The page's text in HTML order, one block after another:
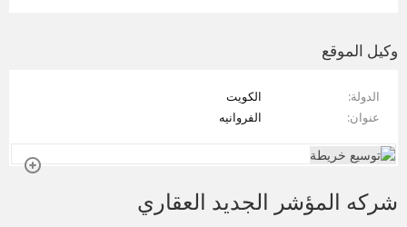
فلسطين
سوريا
تونس
وكيل الموقع
الدولة
الكويت
عنوان
الفروانيه
شركه المؤشر الجديد العقاري